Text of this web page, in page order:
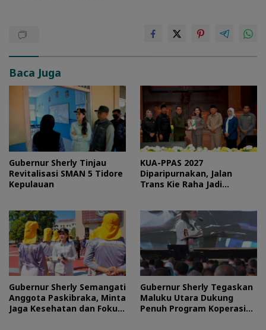
Baca Juga
Gubernur Sherly Tinjau
Revitalisasi SMAN 5 Tidore
Kepulauan
KUA-PPAS 2027
Diparipurnakan, Jalan
Trans Kie Raha Jadi
Gubernur Sherly Semangati
Anggota Paskibraka, Minta
Jaga Kesehatan dan Fokus
Gubernur Sherly Tegaskan
Maluku Utara Dukung
Penuh Program Koperasi